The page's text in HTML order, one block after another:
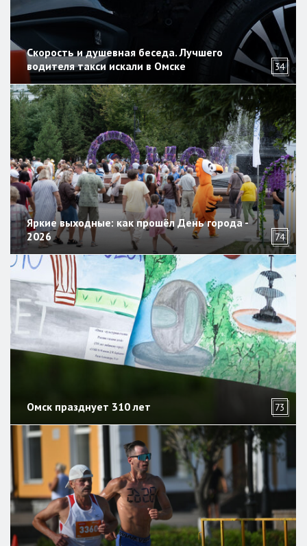
Скорость и душевная беседа. Лучшего
водителя такси искали в Омске
34
Яркие выходные: как прошёл День города -
2026
74
Омск празднует 310 лет 73